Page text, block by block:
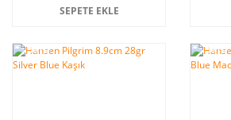
SEPETE EKLE
%10 %10